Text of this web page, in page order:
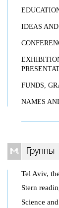
IDEAS AND
FUNDS,
NAMES
Группы
Tel Aviv,
Stern
Science